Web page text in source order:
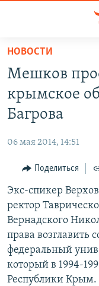
Вернуться
основному
содержанию
Вернутся
главной
Вернутся
поиску
11 ЛЕТ ОККУПАЦИИ
ВОДА
ЕЩЕ
ИНТЕРАКТИВ
ИНФОГРАФИКА
ТЕЛЕПРОЕКТ
СОВЕТЫ
ПРОПАВШИЕ БЕЗ
ПОБЕДИТЕЛЕЙ НЕ
РАДІО СВОБОДА
КАК ОБОЙТИ
Українською
Qırımtatar
ПРИСОЕДИНЯЙТЕСЬ!
НОВОСТИ
Мешков
крымское
Багрова
06 мая 2014, 14:51
Поделиться
Экс-спикер
ректор
Вернадского
права возглавить
федеральный
который в 1994-
Республики Крым.